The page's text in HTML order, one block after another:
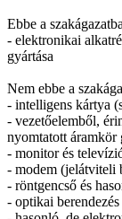
Ebbe a
- elektronikai
gyártása
Nem ebbe a
- intelligens kártya
- vezetőelemből,
nyomtatott áramkör
- monitor és
- modem (jelátviteli
- röntgencső és
- optikai